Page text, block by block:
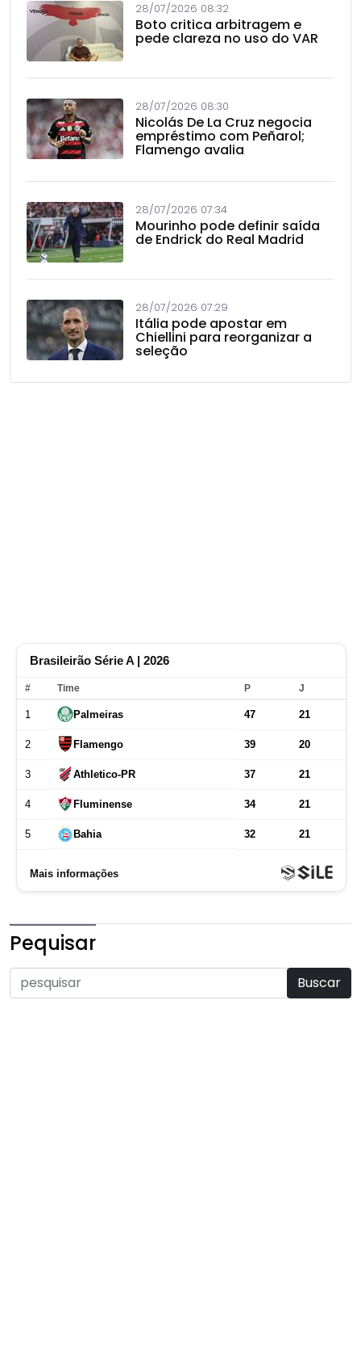
28/07/2026 08:32
Boto critica arbitragem e
pede clareza no uso do VAR
28/07/2026 08:30
Nicolás De La Cruz negocia
empréstimo com Peñarol;
Flamengo avalia
28/07/2026 07:34
Mourinho pode definir saída
de Endrick do Real Madrid
28/07/2026 07:29
Itália pode apostar em
Chiellini para reorganizar a
seleção
Pequisar